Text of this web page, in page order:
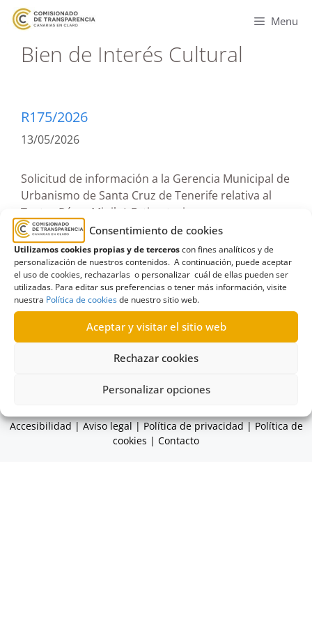
Consentimiento de cookies
Utilizamos cookies propias y de terceroscon fines analíticos y de
personalización de nuestros contenidos. A continuación, puede aceptar
el uso de cookies, rechazarlas o personalizar cuál de ellas pueden ser
utilizadas. Para editar sus preferencias o tener más información, visite
nuestra Política de cookiesde nuestro sitio web.
Aceptar y visitar el sitio web
Rechazar cookies
Personalizar opciones
Menu
Bien de Interés Cultural
R175/2026
13/05/2026
Solicitud de información a la Gerencia Municipal de
Urbanismo de Santa Cruz de Tenerife relativa al
Teatro Pérez Minik | Estimatoria
Leer más
Ayuntamiento de Santa Cruz de Tenerife,
Ayuntamientos,Bien de Interés Cultural
Municipal de Urbanismo,Información de obras
públicas,Organismos autónomos
© 2026 Comisionado de Transparencia y Acceso a la
Accesibilidad|Aviso legal|Política de privacidad|Política de
cookies | Contacto